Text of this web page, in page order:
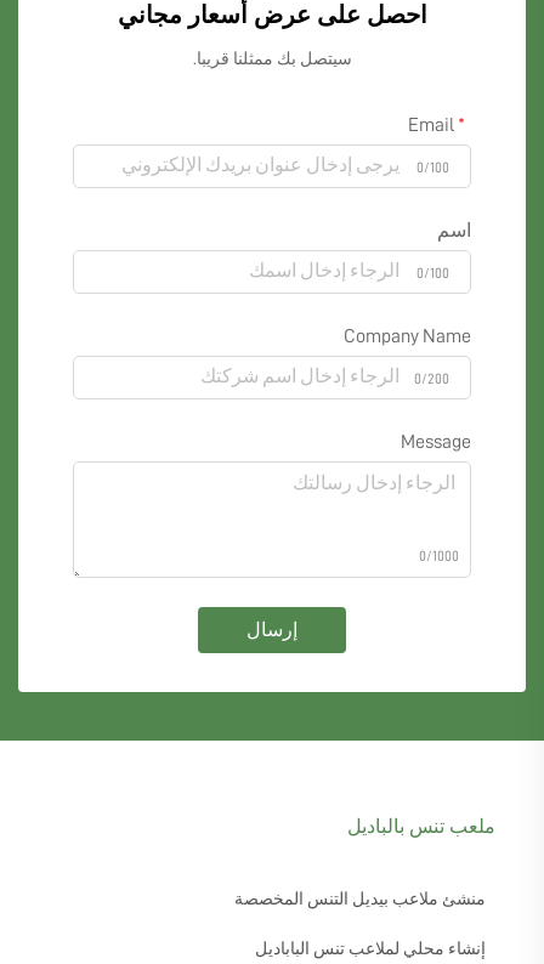
احصل على عرض أسعار مجاني
سيتصل بك ممثلنا قريبا.
0/100
اسم
0/100
Company Name
0/200
Message
0/1000
إرسال
ملعب تنس بالباديل
منشئ ملاعب بيديل التنس المخصصة
إنشاء محلي لملاعب تنس الباباديل